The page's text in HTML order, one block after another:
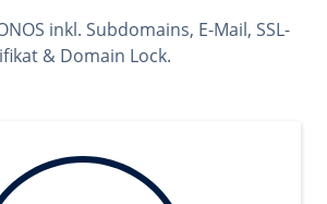
inkl. Subdomains, E-Mail, SSL-
& Domain Lock.